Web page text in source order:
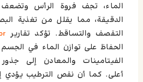
الماء، تجف فروة الرأس وتضعف
الدقيقة، مما يقلل من تغذية
التقصف والتساقط. تؤكد تقارير
الحفاظ على توازن الماء في
الفيتامينات والمعادن إلى
أعلى. كما أن نقص الترطيب يؤدي